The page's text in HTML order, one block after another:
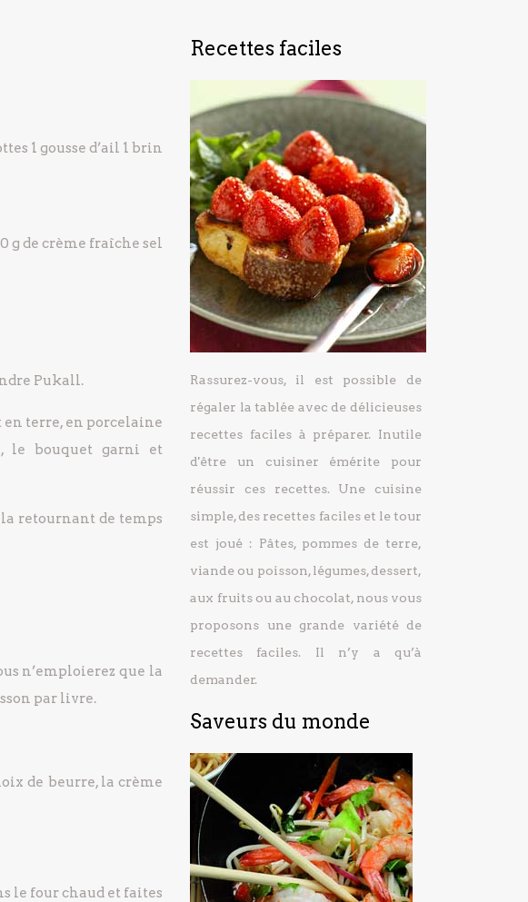
1 gousse d’ail 1 brin
g de crème fraîche sel
Pukall.
terre, en porcelaine
le bouquet garni et
retournant de temps
n’emploierez que la
par livre.
de beurre, la crème
le four chaud et faites
Recettes faciles
Rassurez-vous, il est possible de
régaler la tablée avec de délicieuses
recettes faciles à préparer. Inutile
d'être un cuisiner émérite pour
réussir ces recettes. Une cuisine
simple, des recettes faciles et le tour
est joué : Pâtes, pommes de terre,
viande ou poisson, légumes, dessert,
aux fruits ou au chocolat, nous vous
proposons une grande variété de
recettes faciles. Il n’y a qu’à
demander.
Saveurs du monde